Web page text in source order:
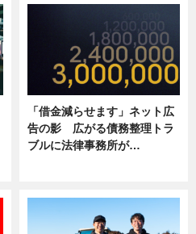
「借金減らせます」ネット広
告の影 広がる債務整理トラ
ブルに法律事務所が…